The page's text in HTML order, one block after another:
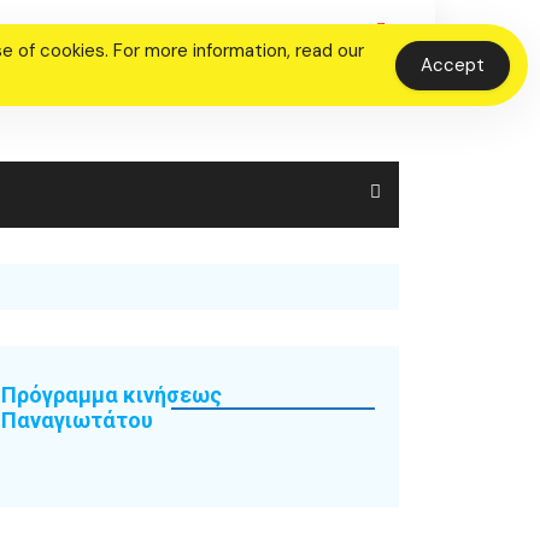
Πρόγραμμα κινήσεως
Παναγιωτάτου
of cookies. For more information, read our
Accept